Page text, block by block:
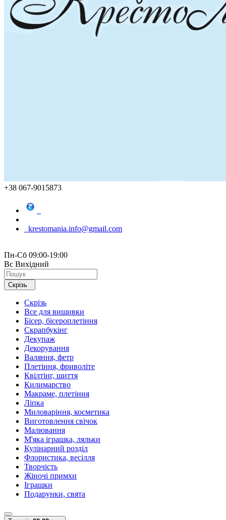
+38 067-9015873
krestomania.info@gmail.com
Пн-Сб 09:00-19:00
Вс Вихідний
Скрізь
Скрізь
Все для вишивки
Бісер, бісероплетіння
Скрапбукінг
Декупаж
Декорування
Валяння, фетр
Плетіння, фриволіте
Квілтінг, шиття
Килимарство
Макраме, плетіння
Ліпка
Миловаріння, косметика
Виготовлення свічок
Малювання
М'яка іграшка, ляльки
Кулінарний розділ
Флористика, весілля
Творчість
Жіночі примхи
Іграшки
Подарунки, свята